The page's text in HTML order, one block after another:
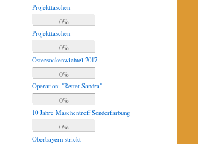
Projekttaschen
0%
Projekttaschen
0%
Ostersockenwichtel 2017
0%
Operation: "Rettet Sandra"
0%
10 Jahre Maschentreff Sonderfärbung
0%
Oberbayern strickt